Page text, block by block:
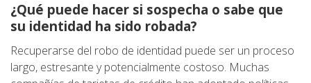
¿Qué puede hacer si sospecha o sabe que
su identidad ha sido robada?
Recuperarse del robo de identidad puede ser un proceso
largo, estresante y potencialmente costoso. Muchas